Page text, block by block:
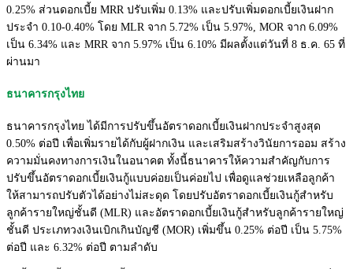
0.25% ส่วนดอกเบี้ย MRR ปรับเพิ่ม 0.13% และปรับเพิ่มดอกเบี้ยเงินฝาก
ประจำ 0.10-0.40% โดย MLR จาก 5.72% เป็น 5.97%, MOR จาก 6.09%
เป็น 6.34% และ MRR จาก 5.97% เป็น 6.10% มีผลตั้งแต่วันที่ 8 ธ.ค. 65 ที่
ผ่านมา
ธนาคารกรุงไทย
ธนาคารกรุงไทย ได้มีการปรับขึ้นอัตราดอกเบี้ยเงินฝากประจำสูงสุด
0.50% ต่อปี เพื่อเพิ่มรายได้กับผู้ฝากเงิน และเสริมสร้างวินัยการออม สร้าง
ความมั่นคงทางการเงินในอนาคต ทั้งนี้ธนาคารให้ความสำคัญกับการ
ปรับขึ้นอัตราดอกเบี้ยเงินกู้แบบค่อยเป็นค่อยไป เพื่อดูแลช่วยเหลือลูกค้า
ให้สามารถปรับตัวได้อย่างไม่สะดุด โดยปรับอัตราดอกเบี้ยเงินกู้สำหรับ
ลูกค้ารายใหญ่ชั้นดี (MLR) และอัตราดอกเบี้ยเงินกู้สำหรับลูกค้ารายใหญ่
ชั้นดี ประเภทวงเงินเบิกเกินบัญชี (MOR) เพิ่มขึ้น 0.25% ต่อปี เป็น 5.75%
ต่อปี และ 6.32% ต่อปี ตามลำดับ